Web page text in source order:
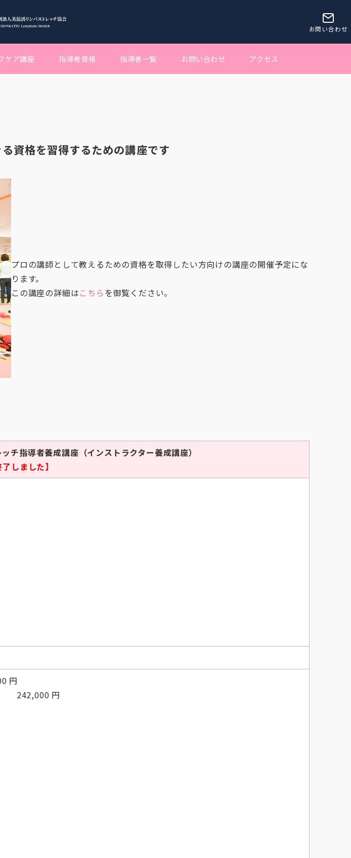
お問い合わせ
ケア講座 指導者資格 指導者一覧 お問い合わせ アクセス
資格を習得するための講座です
プロの講師として教えるための資格を取得したい方向けの講座の開催予定にな
ります。
この講座の詳細はこちらを御覧ください。
指導者養成講座（インストラクター養成講座）
了しました】
円
242,000 円